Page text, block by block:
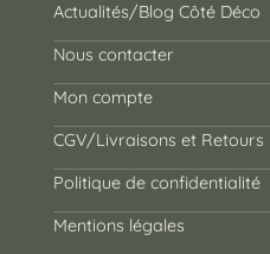
Actualités/Blog Côté Déco
Nous contacter
Mon compte
CGV/Livraisons et Retours
Politique de confidentialité
Mentions légales